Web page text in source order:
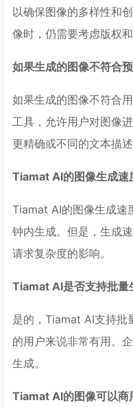
以确保图像的多样性和
像时，仍需要考虑版权
如果生成的图像不符合
如果生成的图像不符合
工具，允许用户对图像
更精确或不同的文本描
Tiamat AI的图像生成速
Tiamat AI的图像生成速
钟内生成。但是，生成
请求复杂度的影响。
Tiamat AI是否支持批量
是的，Tiamat AI支持批
的用户来说非常有用。
生成。
Tiamat AI的图像可以商